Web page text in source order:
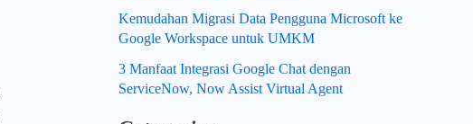
Kemudahan Migrasi Data Pengguna Microsoft ke
Google Workspace untuk UMKM
3 Manfaat Integrasi Google Chat dengan
ServiceNow, Now Assist Virtual Agent